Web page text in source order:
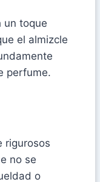
un toque
el almizcle
perfume.
rigurosos
no se
o